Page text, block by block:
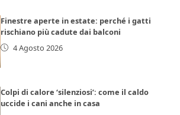
Finestre aperte in estate: perché i gatti
rischiano più cadute dai balconi
4 Agosto 2026
Colpi di calore ‘silenziosi’: come il caldo
uccide i cani anche in casa